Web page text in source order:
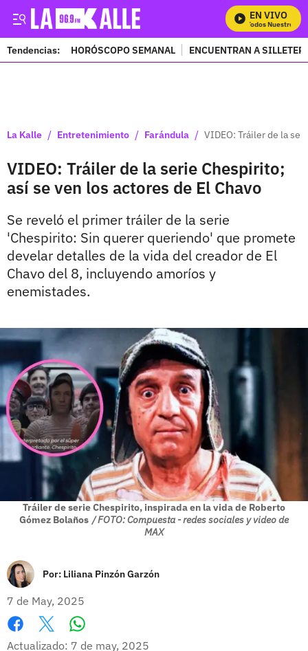
EN VIVO
Mira Todos Nuestros
Tendencias: HORÓSCOPO SEMANAL ENCUENTRAN A
La Kalle / Entretenimiento / Farándula / VIDEO: Tráiler de la
VIDEO: Tráiler de la serie Chespirito;
así se ven los actores de El Chavo
Se reveló el primer tráiler de la serie
'Chespirito: Sin querer queriendo' que promete
develar detalles de la vida del creador de El
Chavo del 8, incluyendo amoríos y
enemistades.
Tráiler de serie Chespirito, inspirada en la vida de Roberto
Gómez Bolaños / FOTO: Compuesta - redes sociales y video de
MAX
Por: Liliana Pinzón Garzón
7 de May, 2025
Facebook
X
Actualizado: 7 de may, 2025